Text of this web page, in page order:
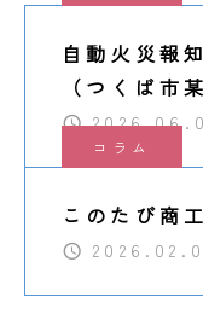
自動火災報
（つくば市
コラム
このたび商